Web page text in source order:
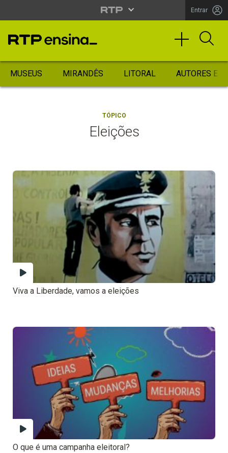
Entrar
MUSEUS MIRANDÊS LITORAL AUTORES
TÓPICO
Eleições
Viva a Liberdade, vamos a eleições
O que é uma campanha eleitoral?